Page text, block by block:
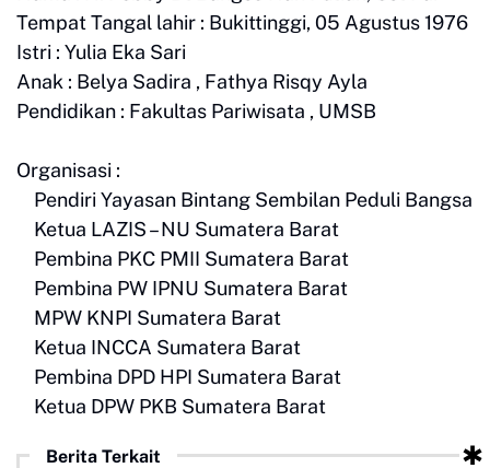
Tempat Tangal lahir : Bukittinggi, 05 Agustus 1976
Istri : Yulia Eka Sari
Anak : Belya Sadira , Fathya Risqy Ayla
Pendidikan : Fakultas Pariwisata , UMSB
Organisasi :
Pendiri Yayasan Bintang Sembilan Peduli Bangsa
Ketua LAZIS – NU Sumatera Barat
Pembina PKC PMII Sumatera Barat
Pembina PW IPNU Sumatera Barat
MPW KNPI Sumatera Barat
Ketua INCCA Sumatera Barat
Pembina DPD HPI Sumatera Barat
Ketua DPW PKB Sumatera Barat
Berita Terkait